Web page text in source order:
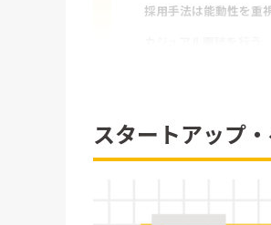
採用手法は能動性を重
スタートアップ・
成長意欲が高い
スタートアップ